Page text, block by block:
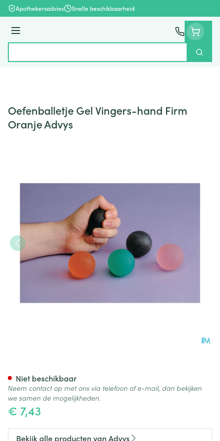
Ga naar de inhoud
Apothekersadvies Snelle beschikbaarheid
Menu
Zoek
Oefenballetje Gel Vingers-hand Firm
Oranje Advys
€ 7,43
Niet beschikbaar
Neem contact op met ons via telefoon of e-mail, dan bekijken
we samen de mogelijkheden.
Bekijk alle producten van Advys